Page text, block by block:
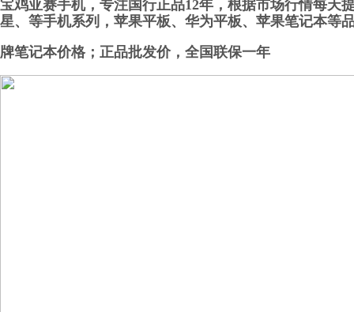
宝鸡亚赛手机，专注国行正品12年，根据市场行情每天
星、 等手机系列，苹果平板、华为平板、苹果笔记本等
牌笔记本价格；正品批发价，全国联保一年